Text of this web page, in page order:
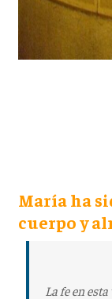
María ha
cuerpo y
La fe en